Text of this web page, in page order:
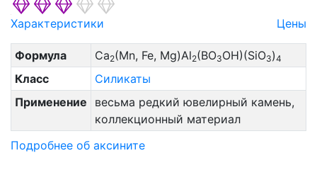
Характеристики Цены
Формула Ca2(Mn, Fe, Mg)Al2(BO3OH)(SiO3)4
Класс
Силикаты
Применение
весьма редкий ювелирный камень,
коллекционный материал
Подробнее об аксините